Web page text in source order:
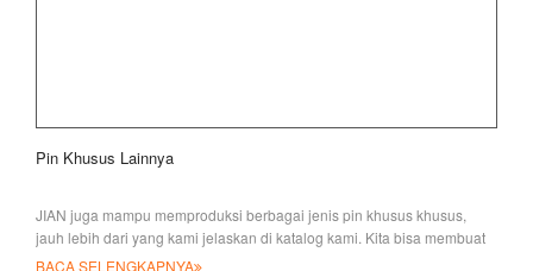
Pin Khusus Lainnya
JIAN juga mampu memproduksi berbagai jenis pin khusus khusus,
jauh lebih dari yang kami jelaskan di katalog kami. Kita bisa membuat
apa
BACA SELENGKAPNYA